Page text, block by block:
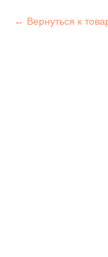
Вернуться к